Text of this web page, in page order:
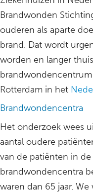
Brandwonden
ouderen als aparte
brand. Dat wordt
worden en langer
brandwondencentrum
Rotterdam in het
Brandwondencentra
Het onderzoek wees
aantal oudere
van de patiënten in
brandwondencentra
waren dan 65 jaar.